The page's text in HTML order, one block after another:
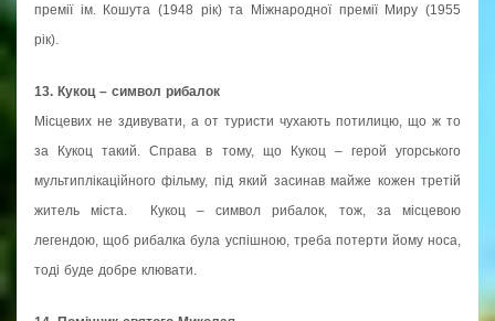
премії ім. Кошута (1948 рік) та Міжнародної премії Миру (1955
рік).
13. Кукоц – символ рибалок
Місцевих не здивувати, а от туристи чухають потилицю, що ж то
за Кукоц такий. Справа в тому, що Кукоц – герой угорського
мультиплікаційного фільму, під який засинав майже кожен третій
житель міста. Кукоц – символ рибалок, тож, за місцевою
легендою, щоб рибалка була успішною, треба потерти йому носа,
тоді буде добре клювати.